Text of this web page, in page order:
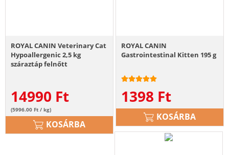
ROYAL CANIN Veterinary Cat
Hypoallergenic 2,5 kg
száraztáp felnőtt
vannak a táplálékra
14990 Ft
(5996.00 Ft / kg)
KOSÁRBA
ROYAL CANIN
Gastrointestinal Kitten 195 g
1398 Ft
KOSÁRBA